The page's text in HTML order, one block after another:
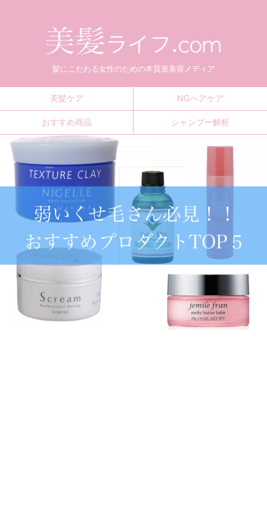
髪にこだわる女性のための本質派美容メディア
美髪ケア NGヘアケア
おすすめ商品 シャンプー解析